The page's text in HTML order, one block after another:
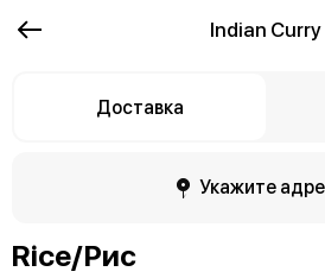
Indian Curry
Доставка
Укажите
Rice/Рис